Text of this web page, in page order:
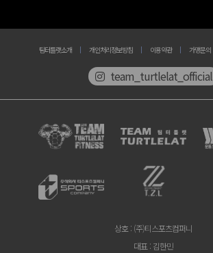
팀터틀랫소개 개인처리정보방침 이용약관 가맹문의
team_turtlelat_official
상호 : (주)티스포츠컴퍼니
대표 : 김한민